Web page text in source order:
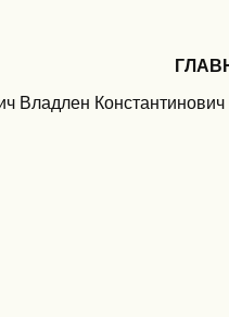
Владлен Константинович